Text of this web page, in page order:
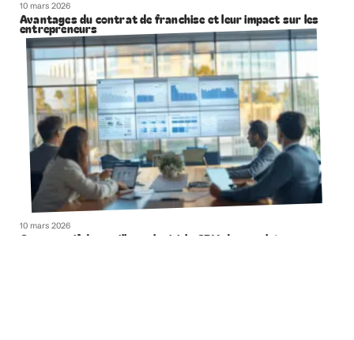
10 mars 2026
Avantages du contrat de franchise et leur impact sur les
entrepreneurs
10 mars 2026
Comparatif des meilleurs logiciels CRM du marché